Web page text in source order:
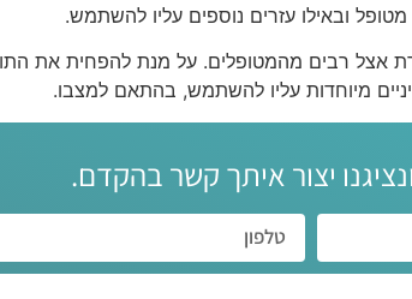
ובאילו עזרים נוספים עליו להשתמש.
אצל רבים מהמטופלים. על מנת להפחית את
מיוחדות עליו להשתמש, בהתאם למצבו.
יצור איתך קשר בהקדם.‏